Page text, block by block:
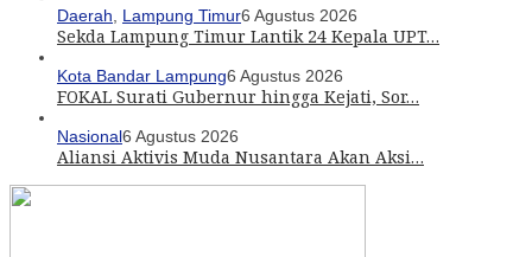
Daerah, Lampung Timur6 Agustus 2026
Sekda Lampung Timur Lantik 24 Kepala UPT…
Kota Bandar Lampung6 Agustus 2026
FOKAL Surati Gubernur hingga Kejati, Sor…
Nasional6 Agustus 2026
Aliansi Aktivis Muda Nusantara Akan Aksi…